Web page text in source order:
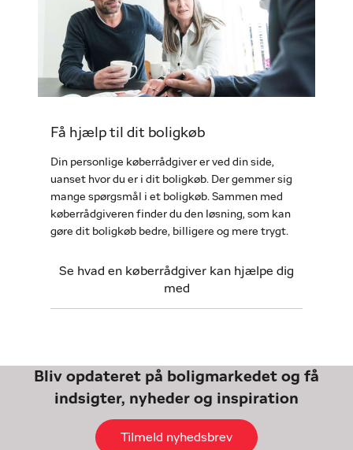
Få hjælp til dit boligkøb
Din personlige køberrådgiver er ved din side,
uanset hvor du er i dit boligkøb. Der gemmer sig
mange spørgsmål i et boligkøb. Sammen med
køberrådgiveren finder du den løsning, som kan
gøre dit boligkøb bedre, billigere og mere trygt.
Se hvad en køberrådgiver kan hjælpe dig
med
Bliv opdateret på boligmarkedet og få
indsigter, nyheder og inspiration
Tilmeld nyhedsbrev